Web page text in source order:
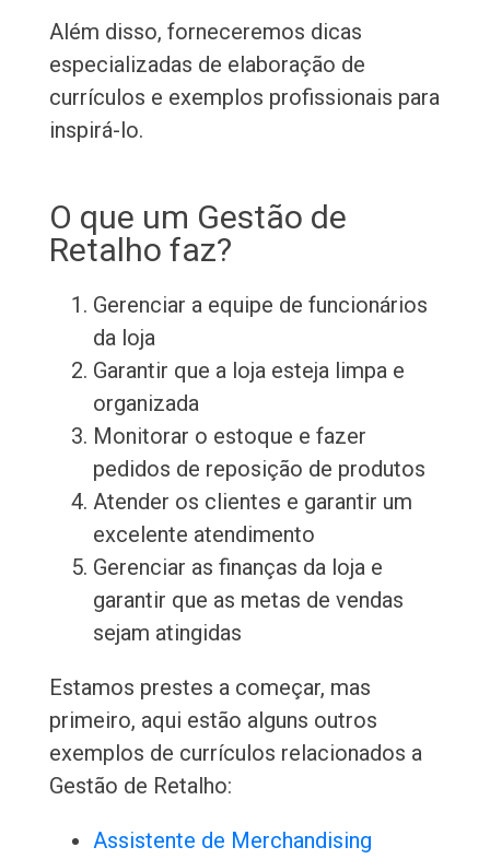
Além disso, forneceremos dicas
especializadas de elaboração de
currículos e exemplos profissionais para
inspirá-lo.
O que um Gestão de
Retalho faz?
Gerenciar a equipe de funcionários
da loja
Garantir que a loja esteja limpa e
organizada
Monitorar o estoque e fazer
pedidos de reposição de produtos
Atender os clientes e garantir um
excelente atendimento
Gerenciar as finanças da loja e
garantir que as metas de vendas
sejam atingidas
Estamos prestes a começar, mas
primeiro, aqui estão alguns outros
exemplos de currículos relacionados a
Gestão de Retalho:
Assistente de Merchandising